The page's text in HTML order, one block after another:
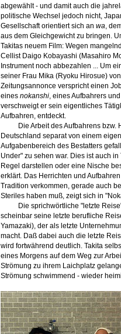
abgewählt - und damit auch die
politische Wechsel jedoch nicht,
Gesellschaft orientiert sich an wa ,
aus dem Gleichgewicht zu bringen.
Takitas neuem Film: Wegen
Cellist Daigo Kobayashi (Masahiro
Instrument noch abbezahlen ... Um
seiner Frau Mika (Ryoku Hirosue)
Zeitungsannonce verspricht einen
eines nokanshi, eines Aufbahrers
verschweigt er sein eigentliches
Aufbahren, entdeckt.
Die Arbeit des Aufbahrens
Deutschland separat von einem
Aufgabenbereich des Bestatters
Under" zu sehen war. Dies ist auch
Regel darstellen oder eine Nische
erklärt. Das Herrichten und
Tradition verkommen, gerade auch
Steriles haben muß, zeigt sich in
Die sprichwörtliche "letzte
scheinbar seine letzte berufliche
Yamazaki), der als letzte
macht. Daß dabei auch die letzte
wird fortwährend deutlich. Takita
eines Morgens auf dem Weg zur
Strömung zu ihrem Laichplatz
Strömung schwimmend - wieder